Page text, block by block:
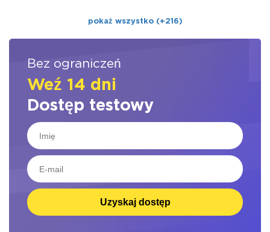
pokaż wszystko (+216)
Bez ograniczeń
Weź 14 dni
Dostęp testowy
Uzyskaj dostęp